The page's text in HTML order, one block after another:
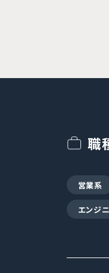
職
営業系
エンジ